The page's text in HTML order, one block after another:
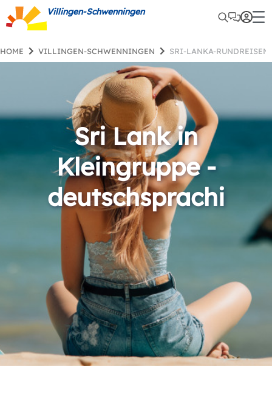
Villingen-Schwenningen
HOME VILLINGEN-SCHWENNINGEN SRI-LANKA-
Sri Lank in
Kleingruppe -
deutschsprachi